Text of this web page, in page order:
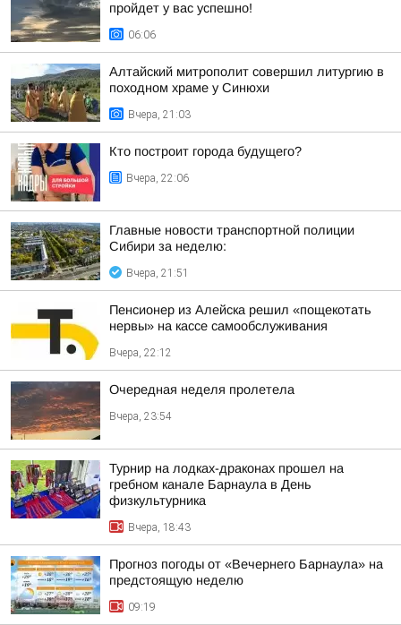
пройдет у вас успешно!
06:06
Алтайский митрополит совершил литургию в
походном храме у Синюхи
Вчера, 21:03
Кто построит города будущего?
Вчера, 22:06
Главные новости транспортной полиции
Сибири за неделю:
Вчера, 21:51
Пенсионер из Алейска решил «пощекотать
нервы» на кассе самообслуживания
Вчера, 22:12
Очередная неделя пролетела
Вчера, 23:54
Турнир на лодках-драконах прошел на
гребном канале Барнаула в День
физкультурника
Вчера, 18:43
Прогноз погоды от «Вечернего Барнаула» на
предстоящую неделю
09:19